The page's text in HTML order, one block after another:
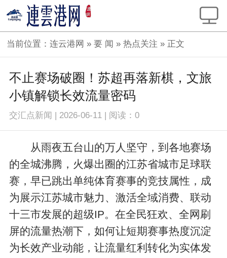
当前位置：连云港网 »要 闻 »热点关注 » 正文
不止赛场破圈！苏超再落新棋，文旅
小镇解锁长效流量密码
交汇点新闻 | 2026-06-11 | 阅读：0
从雨夜五台山的万人坚守，到各地赛场
的全城沸腾，火爆出圈的江苏省城市足球联
赛，早已跳出单纯体育赛事的竞技属性，成
为展示江苏城市魅力、激活全域消费、联动
十三市发展的超级IP。在全民狂欢、全网刷
屏的流量热潮下，如何让短期赛事热度沉淀
为长效产业动能，让流量红利转化为实体发